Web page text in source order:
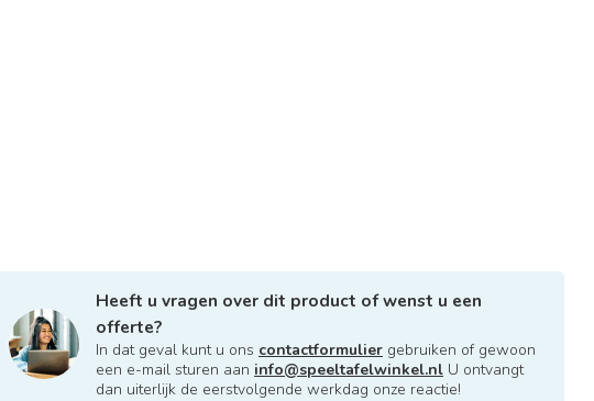
Heeft u vragen over dit product of wenst u een
offerte?
In dat geval kunt u ons contactformulier gebruiken of gewoon
een e-mail sturen aan info@speeltafelwinkel.nl U ontvangt
dan uiterlijk de eerstvolgende werkdag onze reactie!